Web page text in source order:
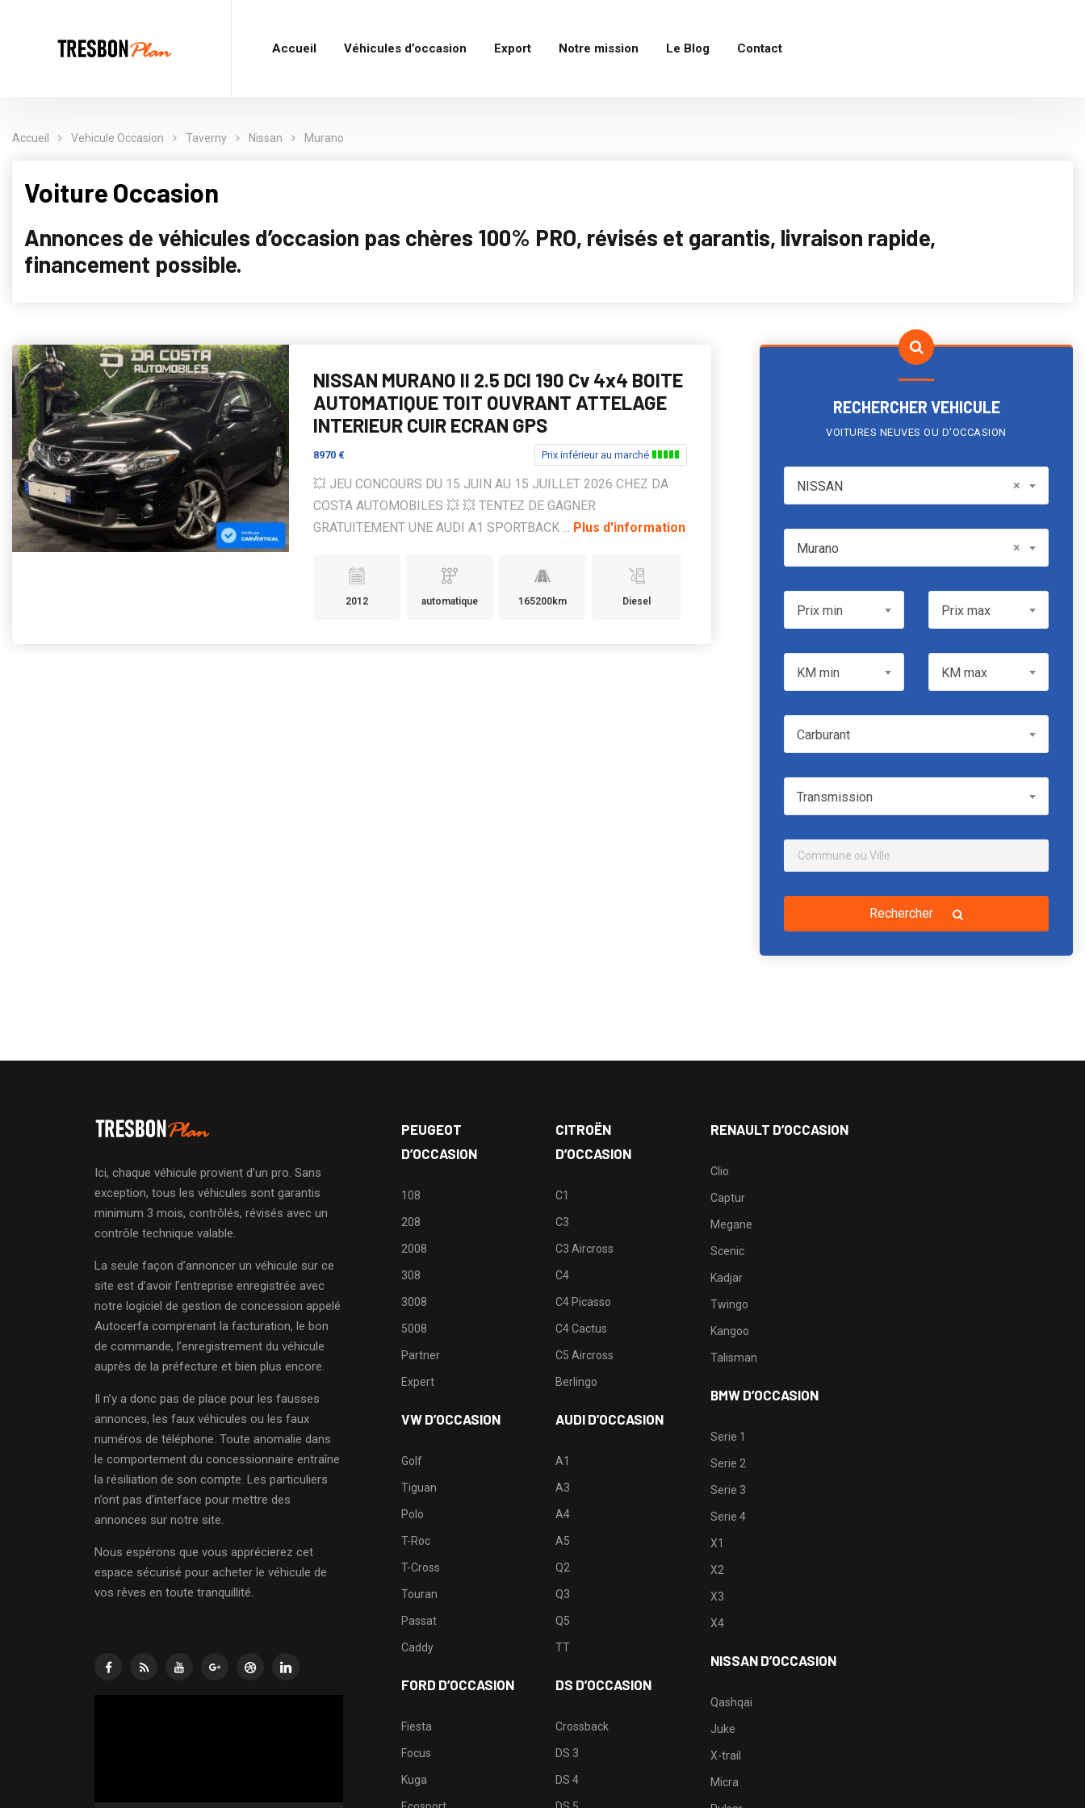
Accueil Véhicules d’occasion Export Notre mission Le Blog Contact
Accueil Vehicule Occasion Taverny Nissan Murano
Voiture Occasion
Annonces de véhicules d’occasion pas chères 100% PRO, révisés et garantis, livraison rapide,
financement possible.
NISSAN MURANO II 2.5 DCI 190 Cv 4x4 BOITE
AUTOMATIQUE TOIT OUVRANT ATTELAGE
INTERIEUR CUIR ECRAN GPS
8970 € Prix inférieur au marché
💥 JEU CONCOURS DU 15 JUIN AU 15 JUILLET 2026 CHEZ DA
COSTA AUTOMOBILES 💥 💥 TENTEZ DE GAGNER
GRATUITEMENT UNE AUDI A1 SPORTBACK ... Plus d'information
2012 automatique 165200km Diesel
RECHERCHER VEHICULE
VOITURES NEUVES OU D'OCCASION
NISSAN ×
NISSAN
Model ×
Murano
Prix minPrix min Prix maxPrix max
KM min KM max
CarburantCarburant
TransmissionTransmission
Rechercher
Ici, chaque véhicule provient d’un pro. Sans
exception, tous les véhicules sont garantis
minimum 3 mois, contrôlés, révisés avec un
contrôle technique valable.
La seule façon d’annoncer un véhicule sur ce
site est d’avoir l’entreprise enregistrée avec
notre logiciel de gestion de concession appelé
Autocerfa comprenant la facturation, le bon
de commande, l’enregistrement du véhicule
auprès de la préfecture et bien plus encore.
Il n’y a donc pas de place pour les fausses
annonces, les faux véhicules ou les faux
numéros de téléphone. Toute anomalie dans
le comportement du concessionnaire entraîne
la résiliation de son compte. Les particuliers
n’ont pas d’interface pour mettre des
annonces sur notre site.
Nous espérons que vous apprécierez cet
espace sécurisé pour acheter le véhicule de
vos rêves en toute tranquillité.
PEUGEOT
D’OCCASION
108
208
2008
308
3008
5008
Partner
Expert
VW D’OCCASION
Golf
Tiguan
Polo
T-Roc
T-Cross
Touran
Passat
Caddy
FORD D’OCCASION
Fiesta
Focus
Kuga
CITROËN
D’OCCASION
C1
C3
C3 Aircross
C4
C4 Picasso
C4 Cactus
C5 Aircross
Berlingo
AUDI D’OCCASION
A1
A3
A4
A5
Q2
Q3
Q5
TT
DS D’OCCASION
Crossback
DS 3
DS 4
RENAULT D’OCCASION
Clio
Captur
Megane
Scenic
Kadjar
Twingo
Kangoo
Talisman
BMW D’OCCASION
Serie 1
Serie 2
Serie 3
Serie 4
X1
X2
X3
X4
NISSAN D’OCCASION
Qashqai
Juke
X-trail
Micra